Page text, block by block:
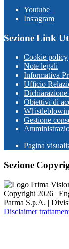
Youtube
Instagram
Sezione Link
Cookie policy
Note legali
Informativa
Ufficio
Dichiarazione
Obiettivi di
Gestione
Pagina
Sezione
Copyright 2026 |
Parma S.p.A. |
Disclaimer